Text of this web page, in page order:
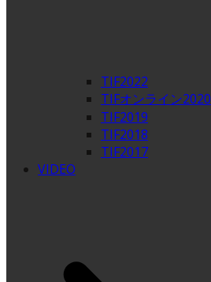
TIF2022
TIFオンライン2020
TIF2019
TIF2018
TIF2017
VIDEO